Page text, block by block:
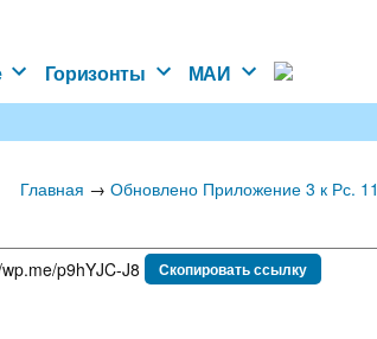
Горизонты МАИ
Главная →Обновлено Приложение 3 к Рс. 11
Скопировать ссылку